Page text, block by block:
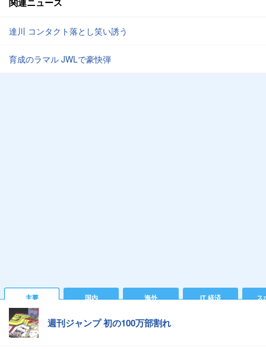
達川 コンタクト落とし笑い誘う
育成のラマル JWLで豪快弾
主要 国内 海外 IT 経済 ス
週刊ジャンプ 初の100万部割れ